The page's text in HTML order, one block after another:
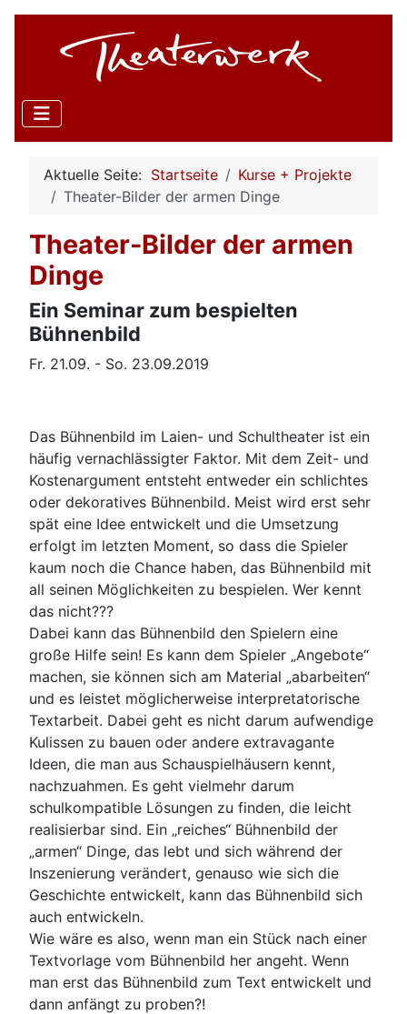
Aktuelle Seite: Startseite
Kurse + Projekte
Theater-Bilder der armen Dinge
Theater-Bilder der armen
Dinge
Ein Seminar zum bespielten
Bühnenbild
Fr. 21.09. - So. 23.09.2019
Das Bühnenbild im Laien- und Schultheater ist ein
häufig vernachlässigter Faktor. Mit dem Zeit- und
Kostenargument entsteht entweder ein schlichtes
oder dekoratives Bühnenbild. Meist wird erst sehr
spät eine Idee entwickelt und die Umsetzung
erfolgt im letzten Moment, so dass die Spieler
kaum noch die Chance haben, das Bühnenbild mit
all seinen Möglichkeiten zu bespielen. Wer kennt
das nicht???
Dabei kann das Bühnenbild den Spielern eine
große Hilfe sein! Es kann dem Spieler „Angebote“
machen, sie können sich am Material „abarbeiten“
und es leistet möglicherweise interpretatorische
Textarbeit. Dabei geht es nicht darum aufwendige
Kulissen zu bauen oder andere extravagante
Ideen, die man aus Schauspielhäusern kennt,
nachzuahmen. Es geht vielmehr darum
schulkompatible Lösungen zu finden, die leicht
realisierbar sind. Ein „reiches“ Bühnenbild der
„armen“ Dinge, das lebt und sich während der
Inszenierung verändert, genauso wie sich die
Geschichte entwickelt, kann das Bühnenbild sich
auch entwickeln.
Wie wäre es also, wenn man ein Stück nach einer
Textvorlage vom Bühnenbild her angeht. Wenn
man erst das Bühnenbild zum Text entwickelt und
dann anfängt zu proben?!